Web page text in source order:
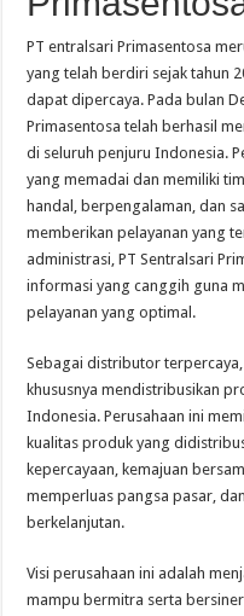
PT entralsari Primasentosa
yang telah berdiri sejak tahun
dapat dipercaya. Pada bulan
Primasentosa telah berhasil
di seluruh penjuru Indonesia.
yang memadai dan memiliki
handal, berpengalaman, dan
memberikan pelayanan yang
administrasi, PT Sentralsari
informasi yang canggih guna
pelayanan yang optimal.
Sebagai distributor
khususnya mendistribusikan
Indonesia. Perusahaan ini
kualitas produk yang
kepercayaan, kemajuan
memperluas pangsa pasar,
berkelanjutan.
Visi perusahaan ini adalah
mampu bermitra serta